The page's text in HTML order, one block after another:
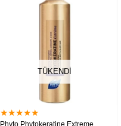
TÜKENDI
★★★★★
Phyto Phytokeratine Extreme